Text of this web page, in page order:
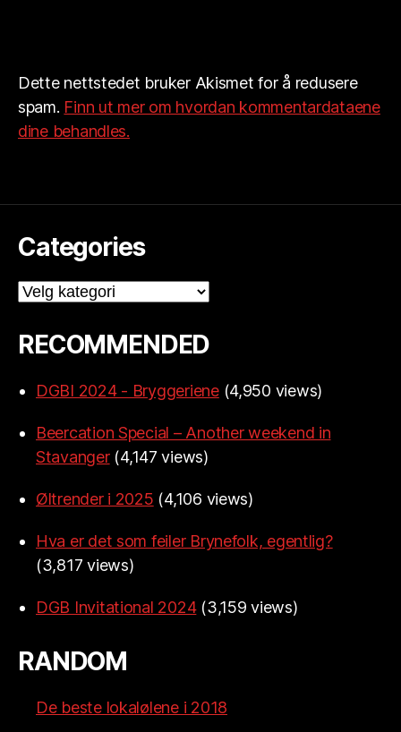
Dette nettstedet bruker Akismet for å redusere
spam. Finn ut mer om hvordan kommentardataene
dine behandles.
Categories
Categories
RECOMMENDED
DGBI 2024 - Bryggeriene (4,950 views)
Beercation Special – Another weekend in
Stavanger (4,147 views)
Øltrender i 2025 (4,106 views)
Hva er det som feiler Brynefolk, egentlig?
(3,817 views)
DGB Invitational 2024 (3,159 views)
RANDOM
De beste lokalølene i 2018